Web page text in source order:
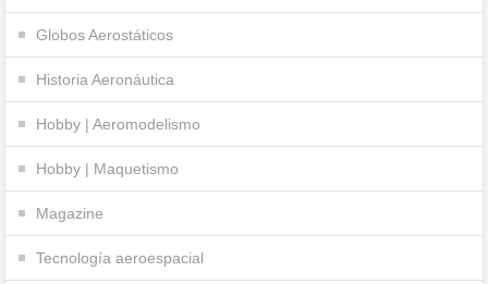
Globos Aerostáticos
Historia Aeronáutica
Hobby | Aeromodelismo
Hobby | Maquetismo
Magazine
Tecnología aeroespacial